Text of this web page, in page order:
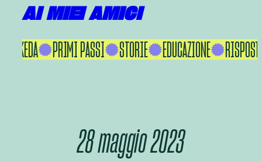
AI MIEI AMICI
IKEDA PRIMI PASSI STORIE EDUCAZIONE
28 maggio 2023